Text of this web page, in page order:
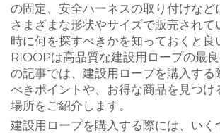
の固定、安全ハーネスの取り付けなど
さまざまな形状やサイズで販売されて
時に何を探すべきかを知っておくと良
RIOOPは高品質な建設用ロープの最
の記事では、建設用ロープを購入する
べきポイントや、お得な商品を見つけ
場所をご紹介します。
建設用ロープを購入する際には、いく